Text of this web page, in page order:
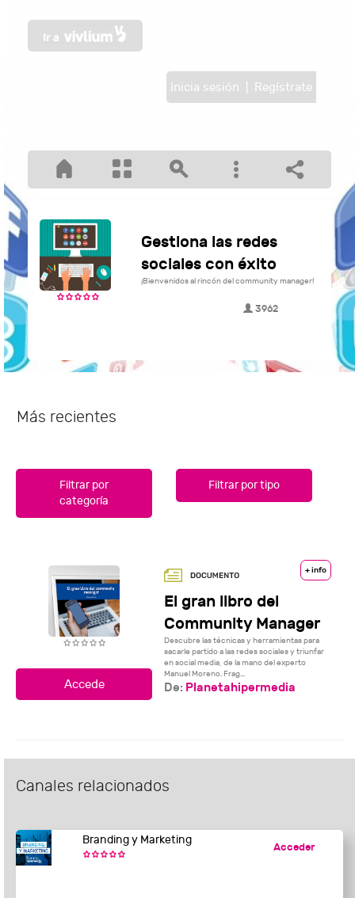
Inicia sesión Regístrate
Gestiona las redes
sociales con éxito
¡Bienvenidos al rincón del community manager!
3962
Más recientes
Filtrar por
categoría
Filtrar por tipo
+ info
El gran libro del
Community Manager
Descubre las técnicas y herramientas para
sacarle partido a las redes sociales y triunfar
en social media, de la mano del experto
Manuel Moreno. Frag...
De: Planetahipermedia
Canales relacionados
Branding y Marketing
Acceder